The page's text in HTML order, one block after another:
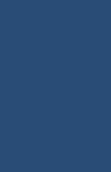
ที่ถูกพูดถึงในห้อง
รากางงบการเงินและผล
านั้นที่สามารถแปลงไอเดีย
ดสุดท้าย (Bottom Line) ได้
าอาจกำลังติดอยู่ในกับดักที่
ง” ว่ามีนวัต
Theater)